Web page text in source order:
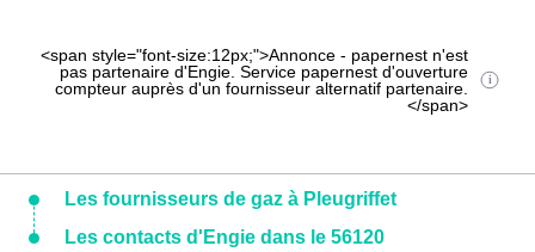
<span style="font-size:12px;">Annonce - papernest n'est
pas partenaire d'Engie. Service papernest d'ouverture
compteur auprès d'un fournisseur alternatif partenaire.
</span>
Les fournisseurs de gaz à Pleugriffet
Les contacts d'Engie dans le 56120